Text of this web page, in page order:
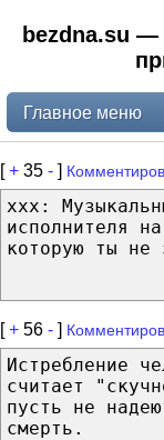
bezdna.su
Главное меню
[+ 35 - ]
xxx:
исполнителя
которую ты не
[+ 56 - ]
Истребление
считает
пусть не
смерть.